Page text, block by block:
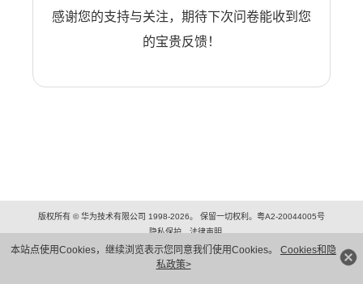
本站点使用Cookies，继续浏览表示您同意我们使用Cookies。 Cookies和隐
私政策>
感谢您的支持与关注，期待下次问卷能收到您
的宝贵反馈！
版权所有 © 华为技术有限公司 1998-2026。 保留一切权利。粤A2-20044005号
隐私保护
法律声明